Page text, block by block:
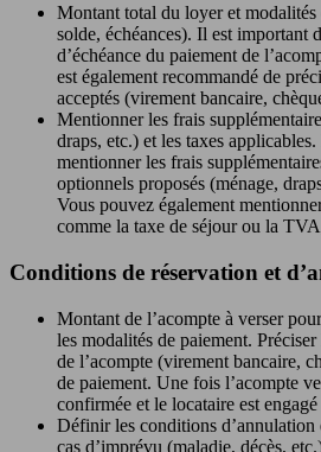
Montant total du loyer et modalités
solde, échéances). Il est important
d’échéance du paiement de
est également recommandé de
acceptés (virement bancaire,
Mentionner les frais
draps, etc.) et les taxes
mentionner les frais
optionnels proposés (ménage,
Vous pouvez également
comme la taxe de séjour ou la
Conditions de réservation et
Montant de l’acompte à verser
les modalités de paiement.
de l’acompte (virement bancaire,
de paiement. Une fois l’acompte
confirmée et le locataire est
Définir les conditions d’annulation
cas d’imprévu (maladie, décès,